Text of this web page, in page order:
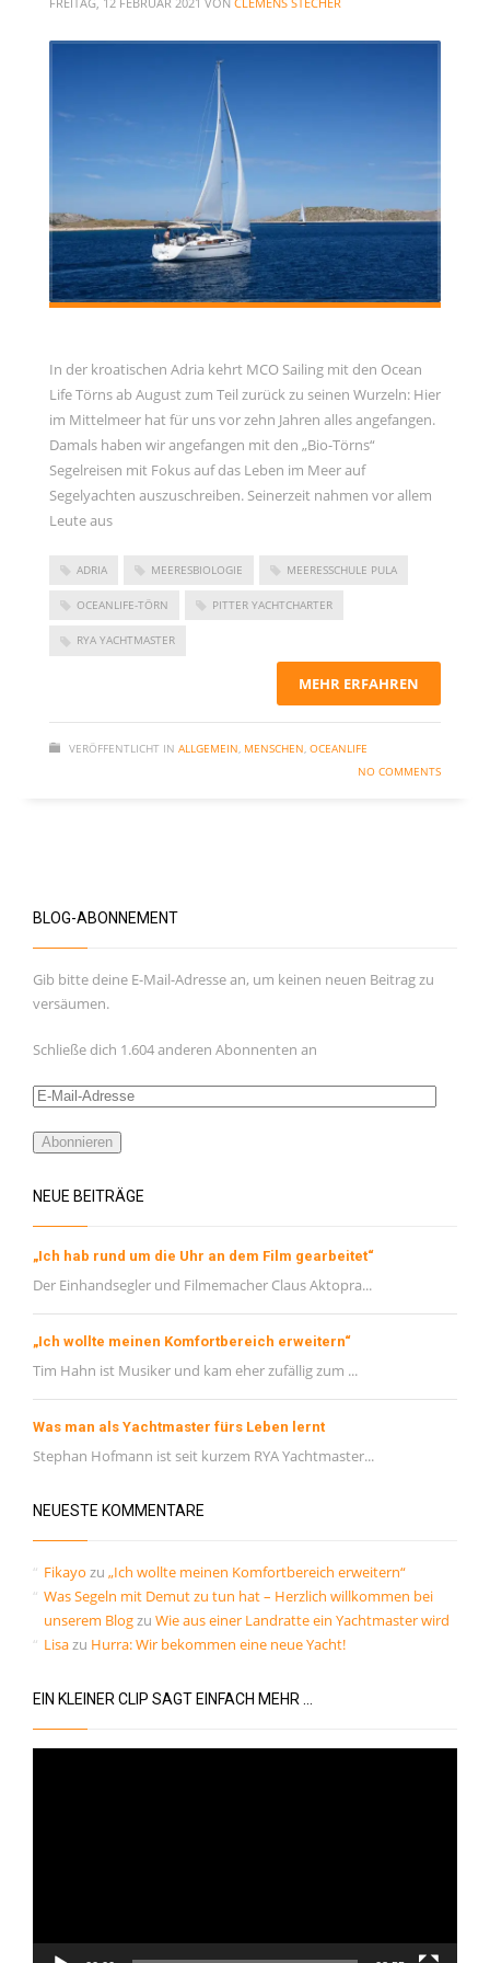
Allgemein
Gäste
Jans Weg zum Yachtmaster
MCO Team
Menschen
OceanLife
RYA Training
Schulungsyacht
Törnbericht OceanLife
Törnbericht Training
ARCHIVE
November 2023
Juni 2023
Mai 2023
März 2023
Juni 2022
Mai 2021
Februar 2021
Oktober 2020
September 2020
Juli 2020
Mai 2020
META
Registrieren
Eintrags-Feed
WordPress.org
In der kroatischen Adria kehrt MCO Sailing mit den Ocean
Life Törns ab August zum Teil zurück zu seinen Wurzeln: Hier
im Mittelmeer hat für uns vor zehn Jahren alles angefangen.
Damals haben wir angefangen mit den „Bio-Törns“
Segelreisen mit Fokus auf das Leben im Meer auf
Segelyachten auszuschreiben. Seinerzeit nahmen vor allem
Leute aus
ADRIA MEERESBIOLOGIE MEERESSCHULE PULA
OCEANLIFE-TÖRN PITTER YACHTCHARTER
RYA YACHTMASTER
MEHR ERFAHREN
VERÖFFENTLICHT IN ALLGEMEIN MENSCHEN OCEANLIFE
NO COMMENTS
BLOG-ABONNEMENT
Gib bitte deine E-Mail-Adresse an, um keinen neuen Beitrag zu
versäumen.
Schließe dich 1.604 anderen Abonnenten an
E-
Adresse
Abonnieren
NEUE BEITRÄGE
„Ich hab rund um die Uhr an dem Film gearbeitet“
Der Einhandsegler und Filmemacher Claus Aktopra...
„Ich wollte meinen Komfortbereich erweitern“
Tim Hahn ist Musiker und kam eher zufällig zum ...
Was man als Yachtmaster fürs Leben lernt
Stephan Hofmann ist seit kurzem RYA Yachtmaster...
NEUESTE KOMMENTARE
Fikayo zu „Ich wollte meinen Komfortbereich erweitern“
Was Segeln mit Demut zu tun hat – Herzlich willkommen bei
unserem Blogzu Wie aus einer Landratte ein Yachtmaster wird
Lisazu Hurra: Wir bekommen eine neue Yacht!
EIN KLEINER CLIP SAGT EINFACH MEHR …